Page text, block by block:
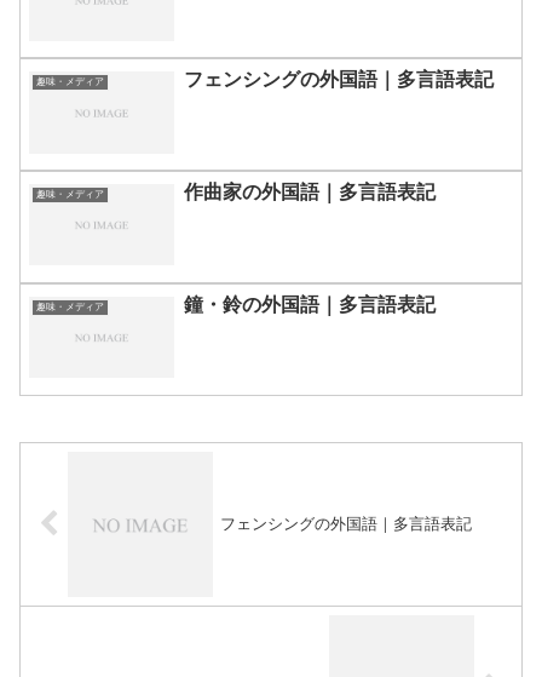
趣味・メディア フェンシングの外国語｜多言語表記
趣味・メディア 作曲家の外国語｜多言語表記
趣味・メディア 鐘・鈴の外国語｜多言語表記
フェンシングの外国語｜多言語表記